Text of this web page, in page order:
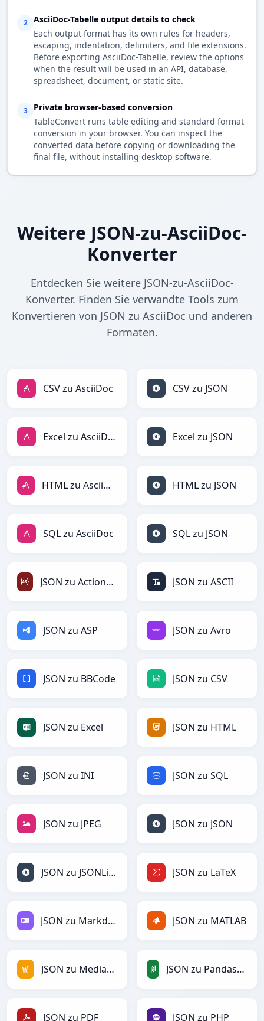
2
AsciiDoc-Tabelle output details to check
Each output format has its own rules for headers,
escaping, indentation, delimiters, and file extensions.
Before exporting AsciiDoc-Tabelle, review the options
when the result will be used in an API, database,
spreadsheet, document, or static site.
3
Private browser-based conversion
TableConvert runs table editing and standard format
conversion in your browser. You can inspect the
converted data before copying or downloading the
final file, without installing desktop software.
Weitere JSON-zu-AsciiDoc-
Konverter
Entdecken Sie weitere JSON-zu-AsciiDoc-
Konverter. Finden Sie verwandte Tools zum
Konvertieren von JSON zu AsciiDoc und anderen
Formaten.
CSV zu AsciiDoc CSV zu JSON
Excel zu AsciiDoc Excel zu JSON
HTML zu AsciiDoc HTML zu JSON
SQL zu AsciiDoc SQL zu JSON
JSON zu ActionScript JSON zu ASCII
JSON zu ASP JSON zu Avro
JSON zu BBCode JSON zu CSV
JSON zu Excel JSON zu HTML
JSON zu INI JSON zu SQL
JSON zu JPEG JSON zu JSON
JSON zu JSONLines JSON zu LaTeX
JSON zu Markdown JSON zu MATLAB
JSON zu MediaWiki JSON zu PandasDataFrame
JSON zu PDF JSON zu PHP